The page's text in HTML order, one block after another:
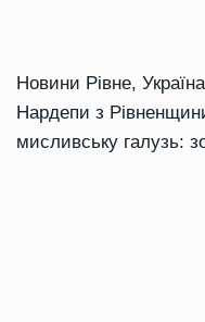
Новини Рівне, Україна
Нардепи з
мисливську галузь: